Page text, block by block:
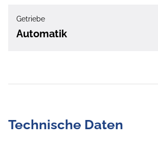
Getriebe
Automatik
Technische Daten